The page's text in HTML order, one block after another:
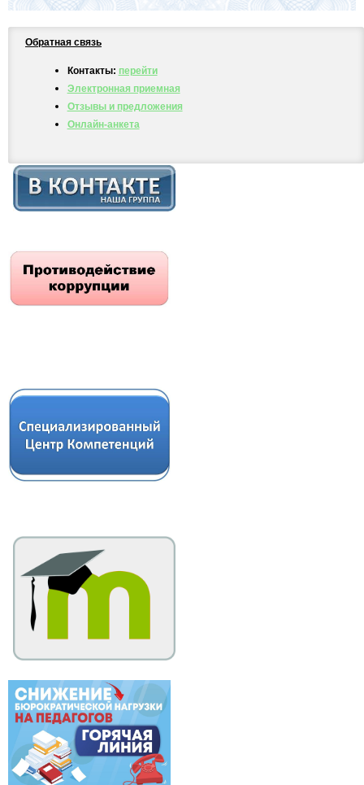
Обратная связь
Контакты: перейти
Электронная приемная
Отзывы и предложения
Онлайн-анкета